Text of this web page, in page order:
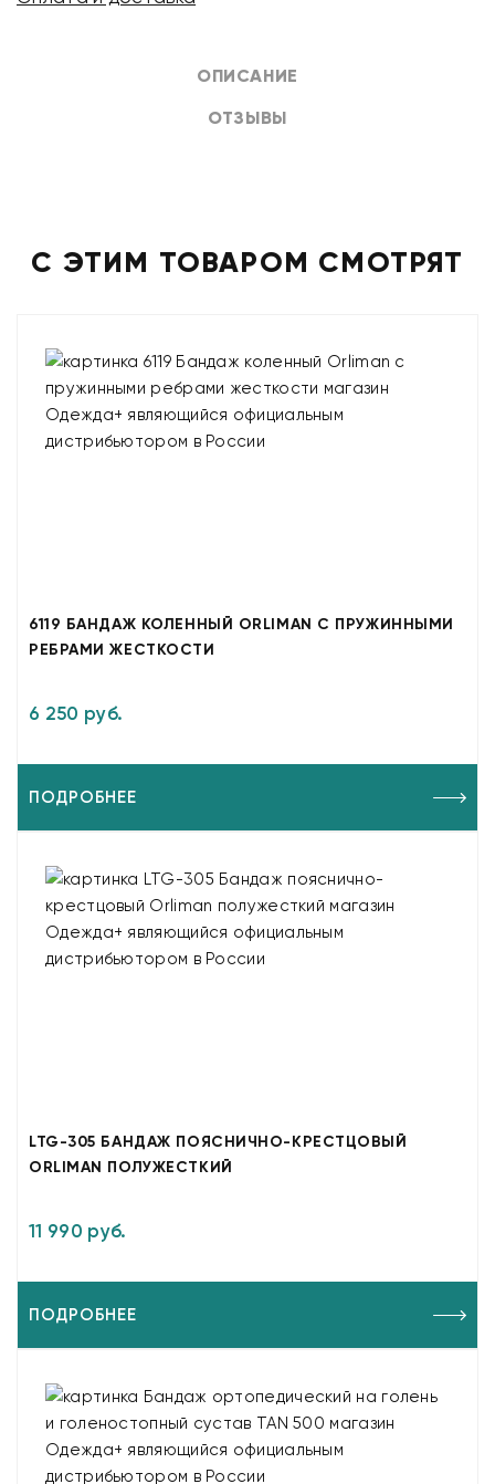
ОПИСАНИЕ
ОТЗЫВЫ
С ЭТИМ ТОВАРОМ СМОТРЯТ
6119 БАНДАЖ КОЛЕННЫЙ ORLIMAN С ПРУЖИННЫМИ
РЕБРАМИ ЖЕСТКОСТИ
6 250 руб.
ПОДРОБНЕЕ
LTG-305 БАНДАЖ ПОЯСНИЧНО-КРЕСТЦОВЫЙ
ORLIMAN ПОЛУЖЕСТКИЙ
11 990 руб.
ПОДРОБНЕЕ